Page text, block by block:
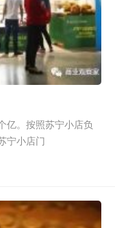
亿。按照苏宁小店负
宁小店门